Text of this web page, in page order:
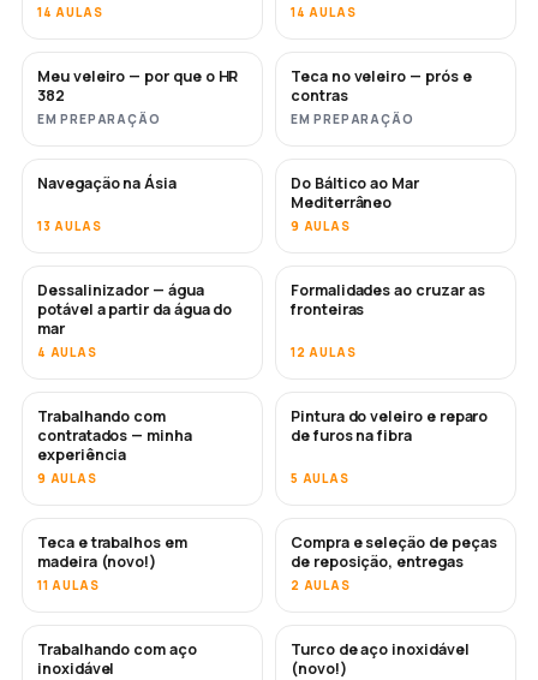
14 AULAS 14 AULAS
EM BREVE
Meu veleiro — por que o HR
382
EM PREPARAÇÃO
EM BREVE
Teca no veleiro — prós e
contras
EM PREPARAÇÃO
EM BREVE
Navegação na Ásia
13 AULAS
EM BREVE
Do Báltico ao Mar
Mediterrâneo
9 AULAS
EM BREVE
Dessalinizador — água
potável a partir da água do
mar
4 AULAS
Formalidades ao cruzar as
fronteiras
12 AULAS
EM BREVE
Trabalhando com
contratados — minha
experiência
9 AULAS
EM BREVE
Pintura do veleiro e reparo
de furos na fibra
5 AULAS
Teca e trabalhos em
madeira (novo!)
11 AULAS
EM BREVE
Compra e seleção de peças
de reposição, entregas
2 AULAS
EM BREVE
Trabalhando com aço
inoxidável
Turco de aço inoxidável
(novo!)